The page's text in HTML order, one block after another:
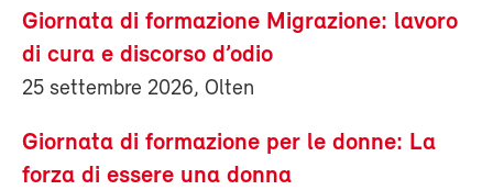
Giornata di formazione Migrazione: lavoro
di cura e discorso d’odio
25 settembre 2026, Olten
Giornata di formazione per le donne: La
forza di essere una donna